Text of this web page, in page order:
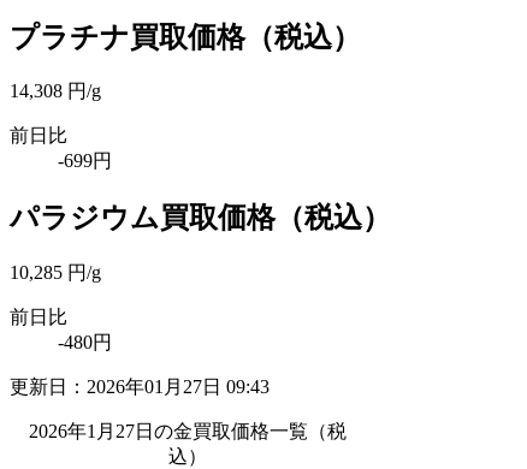
プラチナ買取価格（税込）
14,308 円/g
前日比
-699円
パラジウム買取価格（税込）
10,285 円/g
前日比
-480円
更新日： 2026年01月27日 09:43
2026年1月27日の金買取価格一覧 （税
込）